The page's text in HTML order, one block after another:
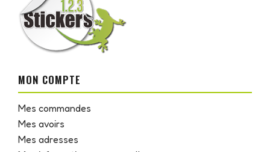
MON COMPTE
Mes commandes
Mes avoirs
Mes adresses